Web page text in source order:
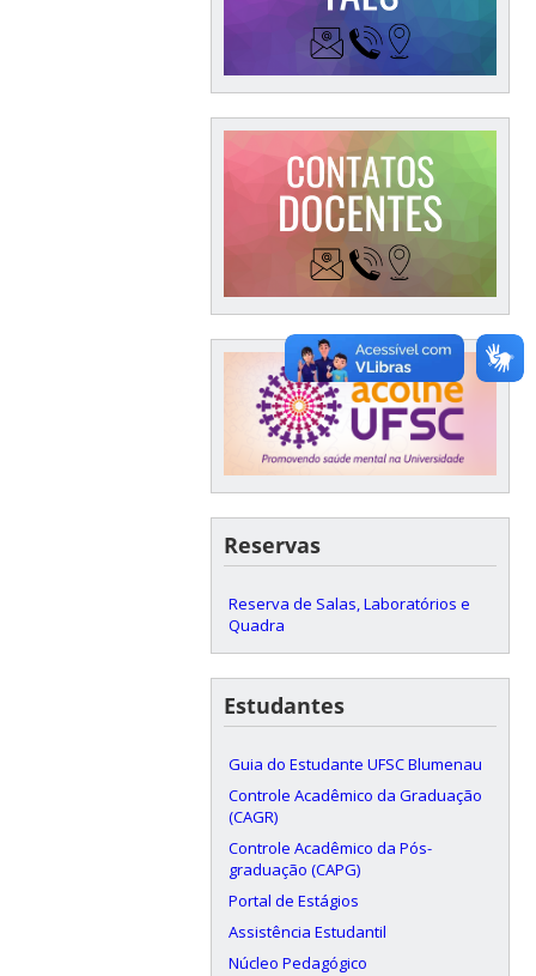
Reservas
Reserva de Salas, Laboratórios e
Quadra
Estudantes
Guia do Estudante UFSC Blumenau
Controle Acadêmico da Graduação
(CAGR)
Controle Acadêmico da Pós-
graduação (CAPG)
Portal de Estágios
Assistência Estudantil
Núcleo Pedagógico